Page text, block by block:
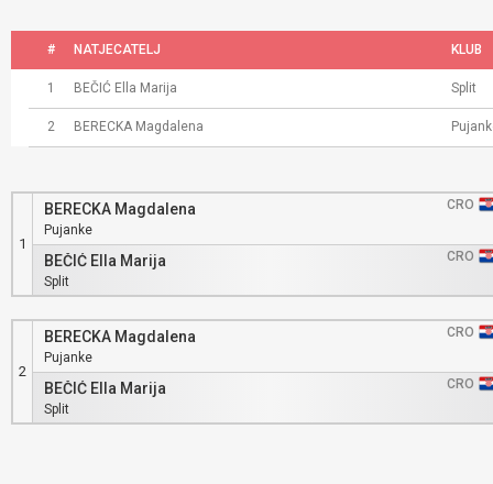
# NATJECATELJ KLUB
1 BEČIĆ Ella Marija Split
2 BERECKA Magdalena
1
BERECKA Magdalena
CRO
Pujanke
BEČIĆ Ella Marija
CRO
Split
2
BERECKA Magdalena
CRO
Pujanke
BEČIĆ Ella Marija
CRO
Split